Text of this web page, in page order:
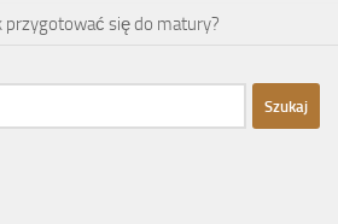
przygotować się do matury?